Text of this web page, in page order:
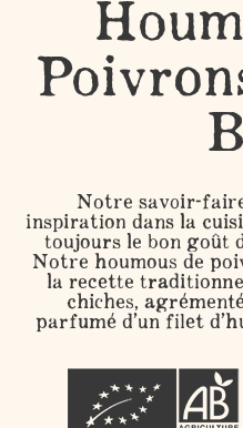
Notre savoir-
inspiration dans la
toujours le bon goût
Notre houmous de
la recette
chiches,
parfumé d’un filet